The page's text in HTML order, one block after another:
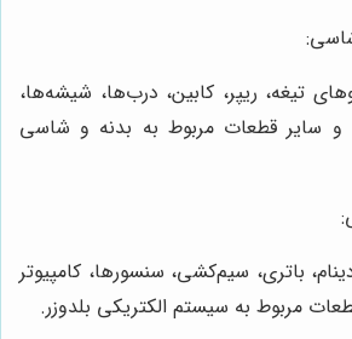
تیغه، ریپر، کابین، درب‌ها، شیشه‌ها،
و سایر قطعات مربوط به بدنه و شاسی
باتری، سیم‌کشی، سنسورها، کامپیوتر